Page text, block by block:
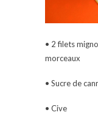
• 2 filets
morceaux
• Sucre de
• Cive